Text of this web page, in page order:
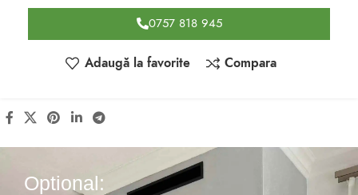
0757 818 945
Adaugă la favorite Compara
Optional: